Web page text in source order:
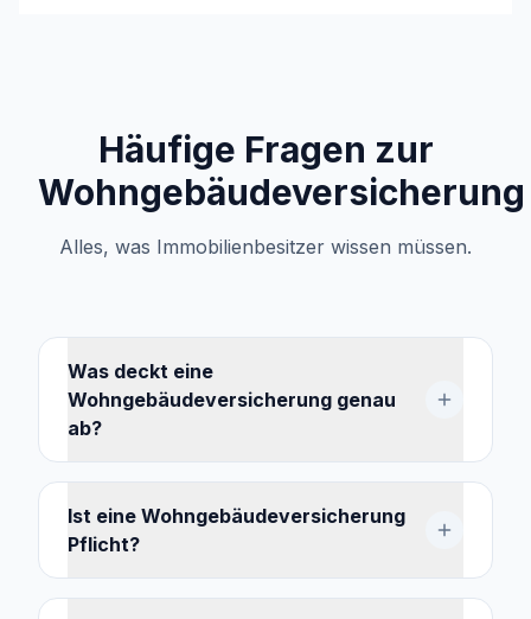
Häufige Fragen zur
Wohngebäudeversicherung
Alles, was Immobilienbesitzer wissen müssen.
Was deckt eine
Wohngebäudeversicherung genau
ab?
Ist eine Wohngebäudeversicherung
Pflicht?